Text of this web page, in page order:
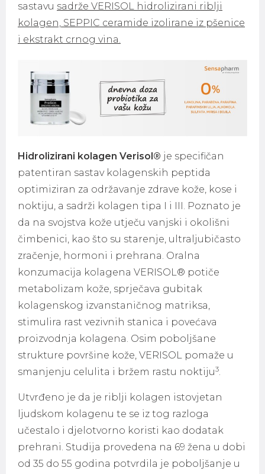
sastavu sadrže VERISOL hidrolizirani riblji
kolagen, SEPPIC ceramide izolirane iz pšenice
i ekstrakt crnog vina.
Hidrolizirani kolagen Verisol® je specifičan
patentiran sastav kolagenskih peptida
optimiziran za održavanje zdrave kože, kose i
noktiju, a sadrži kolagen tipa I i III. Poznato je
da na svojstva kože utječu vanjski i okolišni
čimbenici, kao što su starenje, ultraljubičasto
zračenje, hormoni i prehrana. Oralna
konzumacija kolagena VERISOL® potiče
metabolizam kože, sprječava gubitak
kolagenskog izvanstaničnog matriksa,
stimulira rast vezivnih stanica i povećava
proizvodnja kolagena. Osim poboljšane
strukture površine kože, VERISOL pomaže u
smanjenju celulita i bržem rastu noktiju3.
Utvrđeno je da je riblji kolagen istovjetan
ljudskom kolagenu te se iz tog razloga
učestalo i djelotvorno koristi kao dodatak
prehrani. Studija provedena na 69 žena u dobi
od 35 do 55 godina potvrdila je poboljšanje u